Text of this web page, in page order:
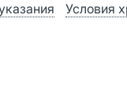
Условия